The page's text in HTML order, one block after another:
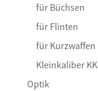
für Büchsen
für Flinten
für Kurzwaffen
Kleinkaliber KK
Optik